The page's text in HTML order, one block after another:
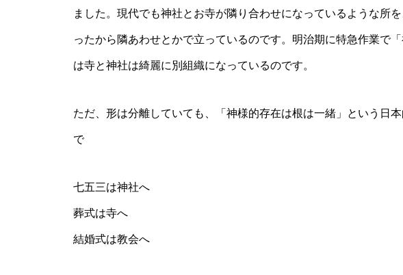
ました。現代でも神社とお寺が隣り合わせになっているような所
ったから隣あわせとかで立っているのです。明治期に特急作業で
は寺と神社は綺麗に別組織になっているのです。
ただ、形は分離していても、「神様的存在は根は一緒」という日
で
七五三は神社へ
葬式は寺へ
結婚式は教会へ